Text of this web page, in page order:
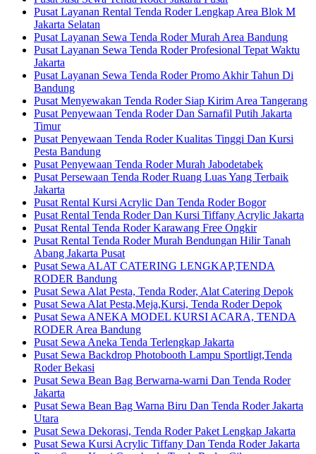
Pusat Layanan Rental Tenda Roder Lengkap Area Blok M
Jakarta Selatan
Pusat Layanan Sewa Tenda Roder Murah Area Bandung
Pusat Layanan Sewa Tenda Roder Profesional Tepat Waktu
Jakarta
Pusat Layanan Sewa Tenda Roder Promo Akhir Tahun Di
Bandung
Pusat Menyewakan Tenda Roder Siap Kirim Area Tangerang
Pusat Penyewaan Tenda Roder Dan Sarnafil Putih Jakarta
Timur
Pusat Penyewaan Tenda Roder Kualitas Tinggi Dan Kursi
Pesta Bandung
Pusat Penyewaan Tenda Roder Murah Jabodetabek
Pusat Persewaan Tenda Roder Ruang Luas Yang Terbaik
Jakarta
Pusat Rental Kursi Acrylic Dan Tenda Roder Bogor
Pusat Rental Tenda Roder Dan Kursi Tiffany Acrylic Jakarta
Pusat Rental Tenda Roder Karawang Free Ongkir
Pusat Rental Tenda Roder Murah Bendungan Hilir Tanah
Abang Jakarta Pusat
Pusat Sewa ALAT CATERING LENGKAP,TENDA
RODER Bandung
Pusat Sewa Alat Pesta, Tenda Roder, Alat Catering Depok
Pusat Sewa Alat Pesta,Meja,Kursi, Tenda Roder Depok
Pusat Sewa ANEKA MODEL KURSI ACARA, TENDA
RODER Area Bandung
Pusat Sewa Aneka Tenda Terlengkap Jakarta
Pusat Sewa Backdrop Photobooth Lampu Sportligt,Tenda
Roder Bekasi
Pusat Sewa Bean Bag Berwarna-warni Dan Tenda Roder
Jakarta
Pusat Sewa Bean Bag Warna Biru Dan Tenda Roder Jakarta
Utara
Pusat Sewa Dekorasi, Tenda Roder Paket Lengkap Jakarta
Pusat Sewa Kursi Acrylic Tiffany Dan Tenda Roder Jakarta